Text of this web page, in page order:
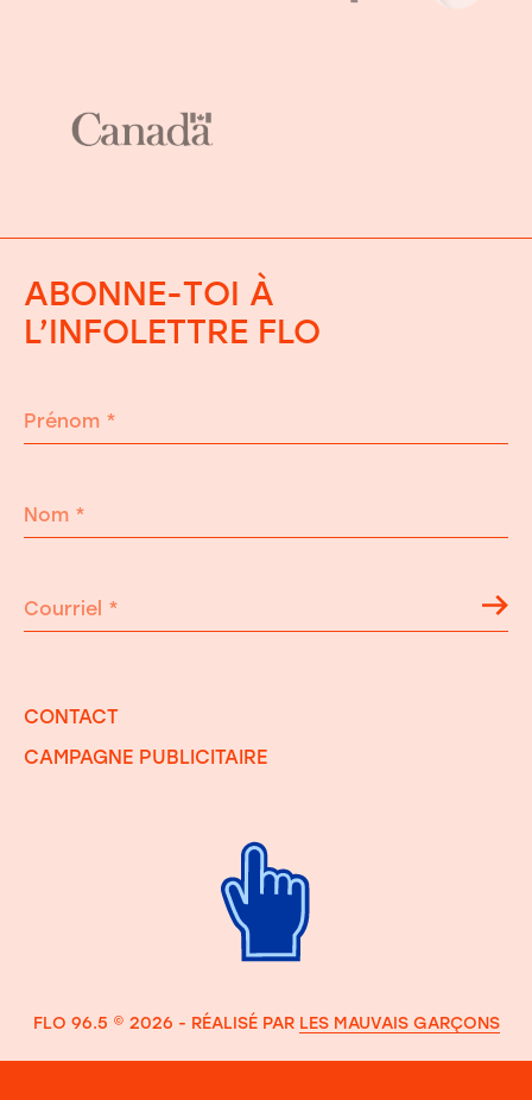
ABONNE-TOI À
L’INFOLETTRE FLO
Prénom *
Nom *
Courriel *
CONTACT
CAMPAGNE PUBLICITAIRE
FLO 96.5 © 2026 - RÉALISÉ PAR LES MAUVAIS GARÇONS